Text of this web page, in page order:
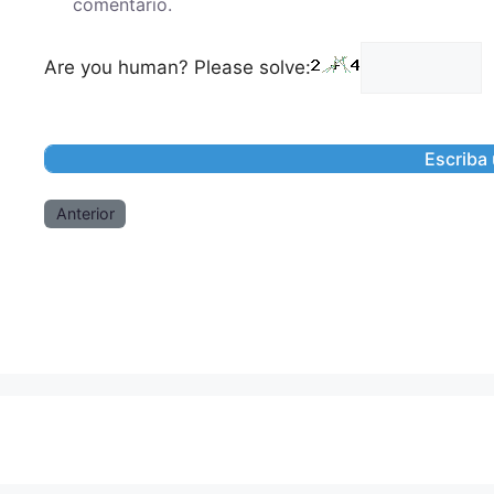
comentario.
Are you human? Please solve:
Anterior